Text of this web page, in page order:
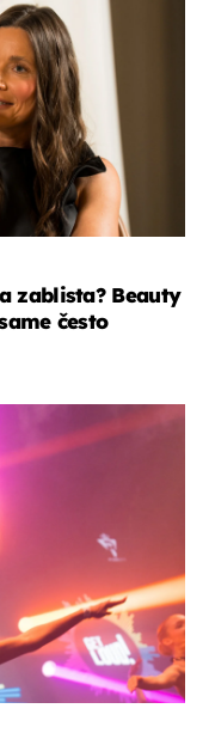
zablista? Beauty
često